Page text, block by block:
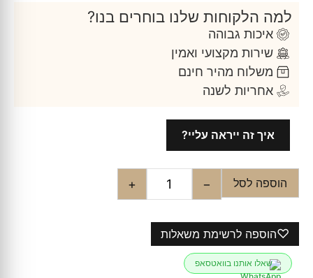
למה הלקוחות שלנו בוחרים בנו?
איכות גבוהה
שירות מקצועי ואמין
משלוח מהיר חינם
אחריות לשנה
איך זה ייראה עליי?
−
+ הוספה לסל
♡הוספה לרשימת משאלות
שאלו אותנו בוואטסאפ